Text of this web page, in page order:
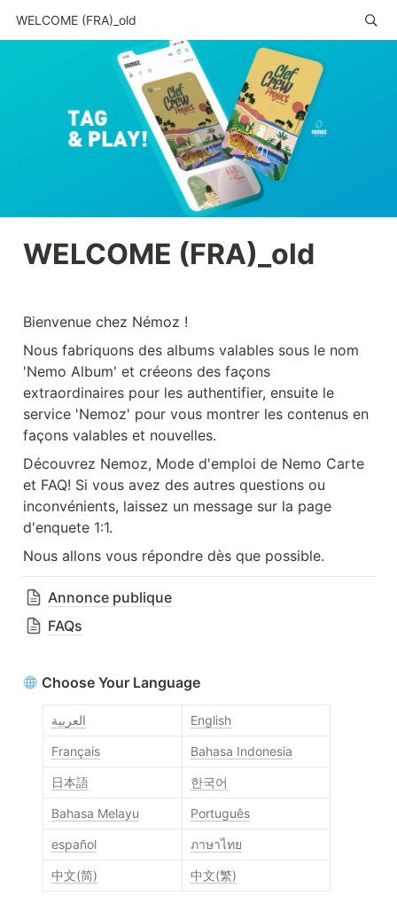
WELCOME (FRA)_old
WELCOME (FRA)_old
Bienvenue chez Némoz !
Nous fabriquons des albums valables sous le nom
'Nemo Album' et créeons des façons
extraordinaires pour les authentifier, ensuite le
service 'Nemoz' pour vous montrer les contenus en
façons valables et nouvelles.
Découvrez Nemoz, Mode d'emploi de Nemo Carte
et FAQ! Si vous avez des autres questions ou
inconvénients, laissez un message sur la page
d'enquete 1:1.
Nous allons vous répondre dès que possible.
Annonce publique
FAQs
Choose Your Language
العربية English
Français Bahasa Indonesia
日本語 한국어
Bahasa Melayu Português
español ภาษาไทย
中文(简) 中文(繁)